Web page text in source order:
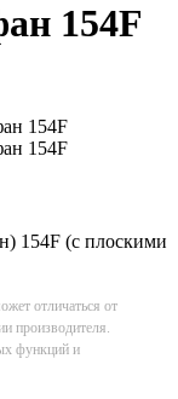
154F
154F (с плоскими
отличаться от
производителя.
функций и